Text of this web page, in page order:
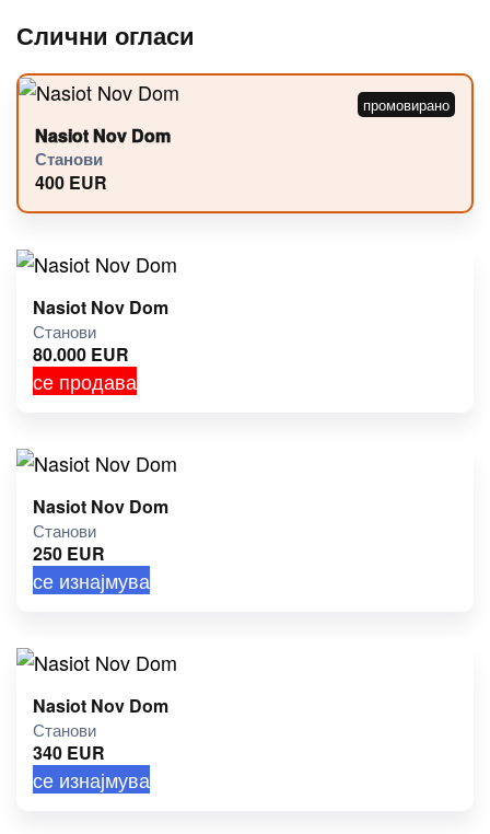
Слични огласи
Nasiot Nov Dom
Станови
400 EUR
Nasiot Nov Dom
Станови
80.000 EUR
се продава
Nasiot Nov Dom
Станови
250 EUR
се изнајмува
Nasiot Nov Dom
Станови
340 EUR
се изнајмува